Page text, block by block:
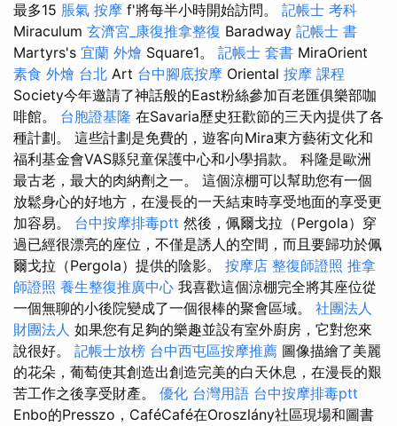
最多15 脹氣 按摩 f'將每半小時開始訪問。 記帳士 考科
Miraculum 玄濟宮_康復推拿整復 Baradway 記帳士 書
Martyrs's 宜蘭 外燴 Square1。 記帳士 套書 MiraOrient
素食 外燴 台北 Art 台中腳底按摩 Oriental 按摩 課程
Society今年邀請了神話般的East粉絲參加百老匯俱樂部咖
啡館。 台胞證基隆 在Savaria歷史狂歡節的三天內提供了各
種計劃。 這些計劃是免費的，遊客向Mira東方藝術文化和
福利基金會VAS縣兒童保護中心和小學捐款。 科隆是歐洲
最古老，最大的肉納劑之一。 這個涼棚可以幫助您有一個
放鬆身心的好地方，在漫長的一天結束時享受地面的享受更
加容易。 台中按摩排毒ptt 然後，佩爾戈拉（Pergola）穿
過已經很漂亮的座位，不僅是誘人的空間，而且要歸功於佩
爾戈拉（Pergola）提供的陰影。 按摩店 整復師證照 推拿
師證照 養生整復推廣中心 我喜歡這個涼棚完全將其座位從
一個無聊的小後院變成了一個很棒的聚會區域。 社團法人
財團法人 如果您有足夠的樂趣並設有室外廚房，它對您來
說很好。 記帳士放榜 台中西屯區按摩推薦 圖像描繪了美麗
的花朵，葡萄使其創造出創造完美的白天休息，在漫長的艱
苦工作之後享受財產。 優化 台灣用語 台中按摩排毒ptt
Enbo的Presszo，CaféCafé在Oroszlány社區現場和圖書